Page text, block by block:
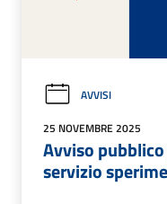
AVVISI
25 NOVEMBRE 2025
Avviso
servizio